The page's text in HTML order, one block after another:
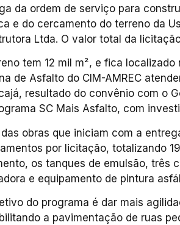
da ordem de serviço para
e do cercamento do terreno da
Ltda. O valor total da
tem 12 mil m², e fica
de Asfalto do CIM-AMREC
resultado do convênio com o
SC Mais Asfalto, com
obras que iniciam com a
por licitação, totalizando
os tanques de emulsão, três
e equipamento de pintura
do programa é dar mais
a pavimentação de ruas